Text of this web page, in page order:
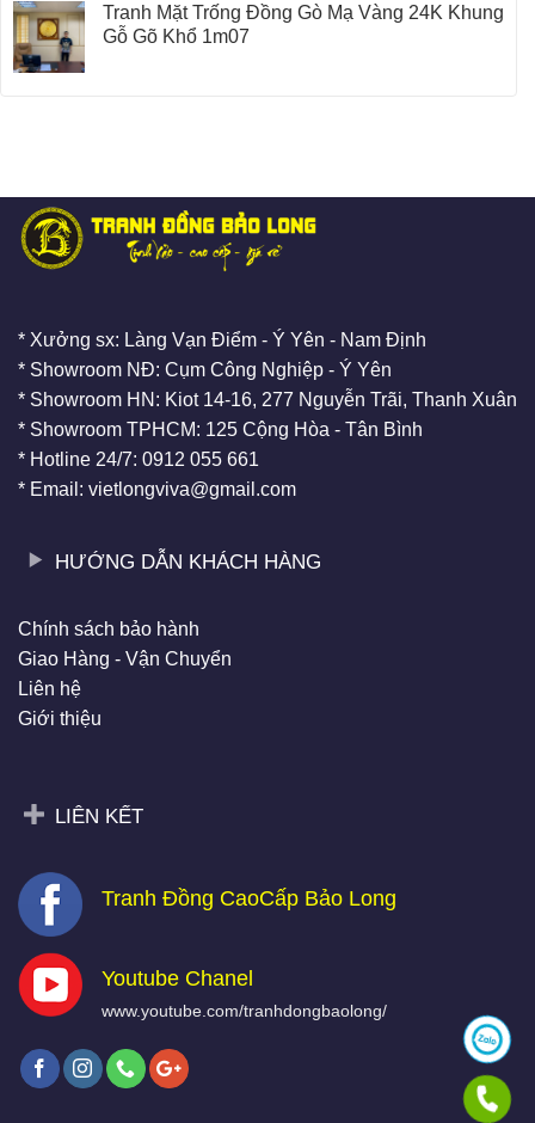
Tranh Mặt Trống Đồng Gò Mạ Vàng 24K Khung
Gỗ Gõ Khổ 1m07
* Xưởng sx: Làng Vạn Điểm - Ý Yên - Nam Định
* Showroom NĐ: Cụm Công Nghiệp - Ý Yên
* Showroom HN: Kiot 14-16, 277 Nguyễn Trãi, Thanh Xuân
* Showroom TPHCM: 125 Cộng Hòa - Tân Bình
* Hotline 24/7: 0912 055 661
* Email: vietlongviva@gmail.com
HƯỚNG DẪN KHÁCH HÀNG
Chính sách bảo hành
Giao Hàng - Vận Chuyển
Liên hệ
Giới thiệu
LIÊN KẾT
Tranh Đồng CaoCấp Bảo Long
Youtube Chanel
www.youtube.com/tranhdongbaolong/